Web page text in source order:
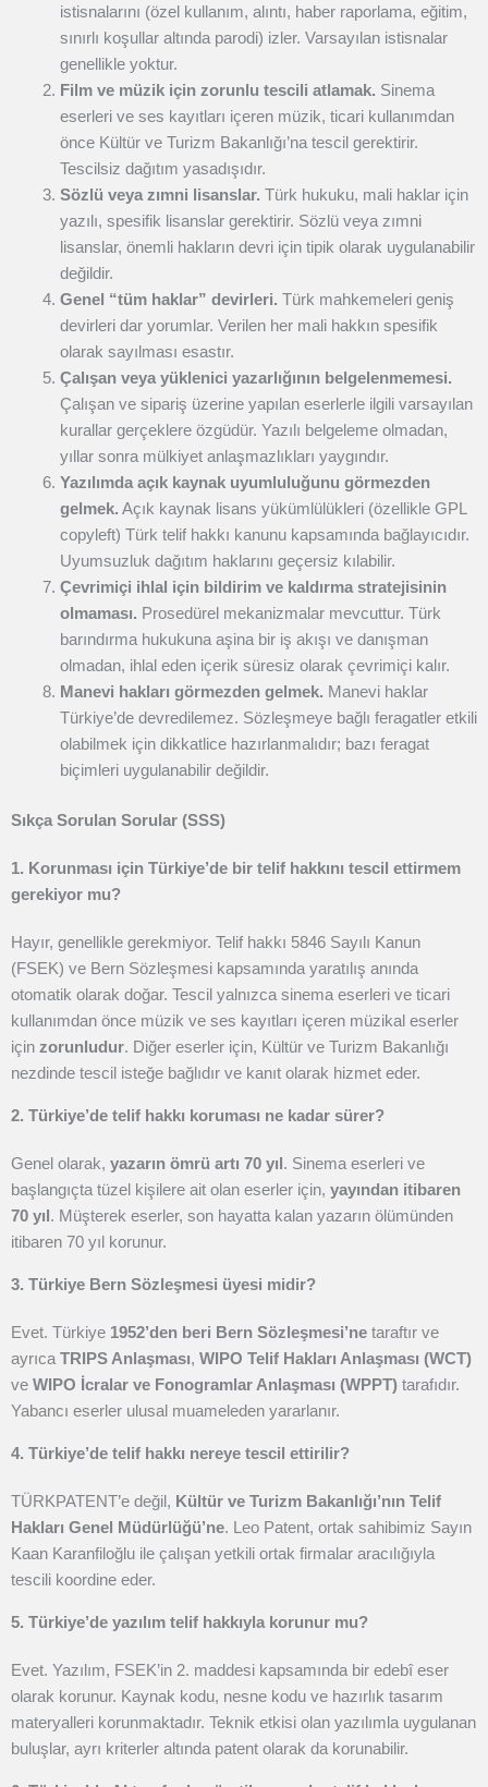
istisnalarını (özel kullanım, alıntı, haber raporlama, eğitim,
sınırlı koşullar altında parodi) izler. Varsayılan istisnalar
genellikle yoktur.
Film ve müzik için zorunlu tescili atlamak. Sinema
eserleri ve ses kayıtları içeren müzik, ticari kullanımdan
önce Kültür ve Turizm Bakanlığı’na tescil gerektirir.
Tescilsiz dağıtım yasadışıdır.
Sözlü veya zımni lisanslar. Türk hukuku, mali haklar için
yazılı, spesifik lisanslar gerektirir. Sözlü veya zımni
lisanslar, önemli hakların devri için tipik olarak uygulanabilir
değildir.
Genel “tüm haklar” devirleri. Türk mahkemeleri geniş
devirleri dar yorumlar. Verilen her mali hakkın spesifik
olarak sayılması esastır.
Çalışan veya yüklenici yazarlığının belgelenmemesi.
Çalışan ve sipariş üzerine yapılan eserlerle ilgili varsayılan
kurallar gerçeklere özgüdür. Yazılı belgeleme olmadan,
yıllar sonra mülkiyet anlaşmazlıkları yaygındır.
Yazılımda açık kaynak uyumluluğunu görmezden
gelmek. Açık kaynak lisans yükümlülükleri (özellikle GPL
copyleft) Türk telif hakkı kanunu kapsamında bağlayıcıdır.
Uyumsuzluk dağıtım haklarını geçersiz kılabilir.
Çevrimiçi ihlal için bildirim ve kaldırma stratejisinin
olmaması. Prosedürel mekanizmalar mevcuttur. Türk
barındırma hukukuna aşina bir iş akışı ve danışman
olmadan, ihlal eden içerik süresiz olarak çevrimiçi kalır.
Manevi hakları görmezden gelmek. Manevi haklar
Türkiye’de devredilemez. Sözleşmeye bağlı feragatler etkili
olabilmek için dikkatlice hazırlanmalıdır; bazı feragat
biçimleri uygulanabilir değildir.
Sıkça Sorulan Sorular (SSS)
1. Korunması için Türkiye’de bir telif hakkını tescil ettirmem
gerekiyor mu?
Hayır, genellikle gerekmiyor. Telif hakkı 5846 Sayılı Kanun
(FSEK) ve Bern Sözleşmesi kapsamında yaratılış anında
otomatik olarak doğar. Tescil yalnızca sinema eserleri ve ticari
kullanımdan önce müzik ve ses kayıtları içeren müzikal eserler
için zorunludur. Diğer eserler için, Kültür ve Turizm Bakanlığı
nezdinde tescil isteğe bağlıdır ve kanıt olarak hizmet eder.
2. Türkiye’de telif hakkı koruması ne kadar sürer?
Genel olarak, yazarın ömrü artı 70 yıl. Sinema eserleri ve
başlangıçta tüzel kişilere ait olan eserler için, yayından itibaren
70 yıl. Müşterek eserler, son hayatta kalan yazarın ölümünden
itibaren 70 yıl korunur.
3. Türkiye Bern Sözleşmesi üyesi midir?
Evet. Türkiye 1952’den beri Bern Sözleşmesi’ne taraftır ve
ayrıca TRIPS Anlaşması, WIPO Telif Hakları Anlaşması (WCT)
ve WIPO İcralar ve Fonogramlar Anlaşması (WPPT) tarafıdır.
Yabancı eserler ulusal muameleden yararlanır.
4. Türkiye’de telif hakkı nereye tescil ettirilir?
TÜRKPATENT’e değil, Kültür ve Turizm Bakanlığı’nın Telif
Hakları Genel Müdürlüğü’ne. Leo Patent, ortak sahibimiz Sayın
Kaan Karanfiloğlu ile çalışan yetkili ortak firmalar aracılığıyla
tescili koordine eder.
5. Türkiye’de yazılım telif hakkıyla korunur mu?
Evet. Yazılım, FSEK’in 2. maddesi kapsamında bir edebî eser
olarak korunur. Kaynak kodu, nesne kodu ve hazırlık tasarım
materyalleri korunmaktadır. Teknik etkisi olan yazılımla uygulanan
buluşlar, ayrı kriterler altında patent olarak da korunabilir.